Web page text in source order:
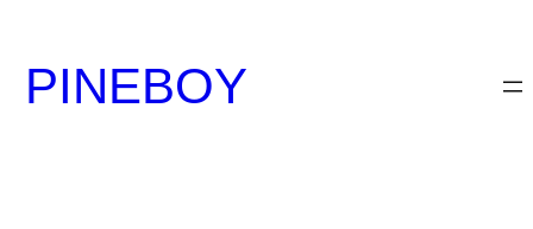
PINEBOY